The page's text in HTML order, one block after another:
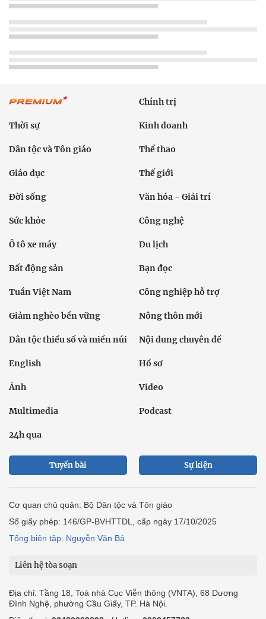
Chính trị
Thời sự Kinh doanh
Dân tộc và Tôn giáo Thể thao
Giáo dục Thế giới
Đời sống Văn hóa - Giải trí
Sức khỏe Công nghệ
Ô tô xe máy Du lịch
Bất động sản Bạn đọc
Tuần Việt Nam Công nghiệp hỗ trợ
Giảm nghèo bền vững Nông thôn mới
Dân tộc thiểu số và miền núi Nội dung chuyên đề
English Hồ sơ
Ảnh Video
Multimedia Podcast
24h qua
Tuyến bài Sự kiện
Cơ quan chủ quản: Bộ Dân tộc và Tôn giáo
Số giấy phép: 146/GP-BVHTTDL, cấp ngày 17/10/2025
Tổng biên tập: Nguyễn Văn Bá
Liên hệ tòa soạn
Địa chỉ: Tầng 18, Toà nhà Cục Viễn thông (VNTA), 68 Dương
Đình Nghệ, phường Cầu Giấy, TP. Hà Nội.